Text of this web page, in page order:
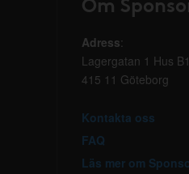
Adress:
Lagergatan 1 Hus
415 11 Göteborg
Kontakta oss
FAQ
Läs mer om